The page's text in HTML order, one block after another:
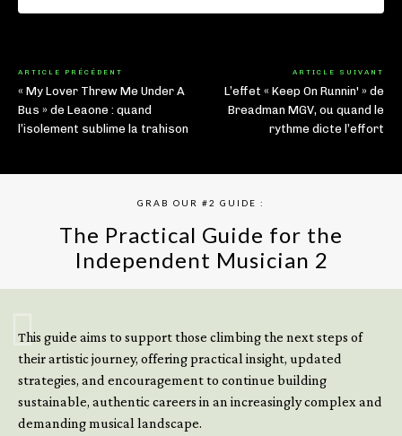
ARTICLE PRÉCÉDENT
« My Lover Threw Me Under A
Bus » de Leaone : quand
l’isolement sublime la trahison
ARTICLE SUIVANT
L’effet « Keep On Runnin' » de
Breadman MGV, ou quand le
rythme dicte l’effort
GRAB OUR #2 GUIDE :
The Practical Guide for the
Independent Musician 2
This guide aims to support those climbing the next steps of
their artistic journey, offering practical insight, updated
strategies, and encouragement to continue building
sustainable, authentic careers in an increasingly complex and
demanding musical landscape.